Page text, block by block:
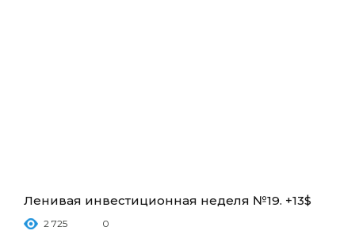
Ленивая инвестиционная неделя №19. +13$
2 725 0